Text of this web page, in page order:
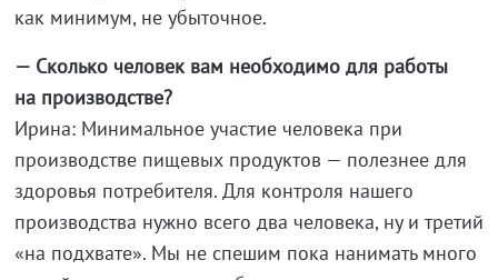
как минимум, не убыточное.
— Сколько человек вам необходимо для работы
на производстве?
Ирина: Минимальное участие человека при
производстве пищевых продуктов — полезнее для
здоровья потребителя. Для контроля нашего
производства нужно всего два человека, ну и третий
«на подхвате». Мы не спешим пока нанимать много